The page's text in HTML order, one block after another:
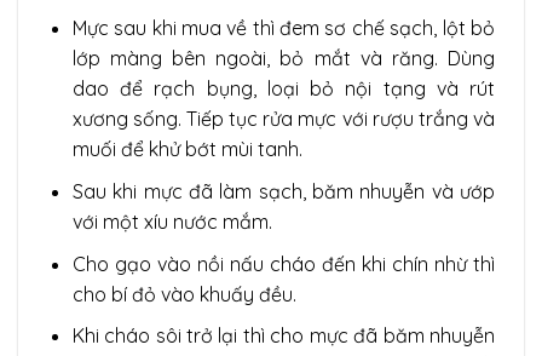
Mực sau khi mua về thì đem sơ chế sạch, lột bỏ
lớp màng bên ngoài, bỏ mắt và răng. Dùng
dao để rạch bụng, loại bỏ nội tạng và rút
xương sống. Tiếp tục rửa mực với rượu trắng và
muối để khử bớt mùi tanh.
Sau khi mực đã làm sạch, băm nhuyễn và ướp
với một xíu nước mắm.
Cho gạo vào nồi nấu cháo đến khi chín nhừ thì
cho bí đỏ vào khuấy đều.
Khi cháo sôi trở lại thì cho mực đã băm nhuyễn